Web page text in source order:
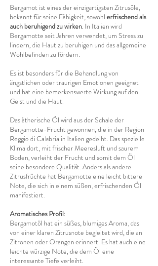
Bergamot ist eines der einzigartigsten Zitrusöle,
bekannt für seine Fähigkeit, sowohl erfrischend als
auch beruhigend zu wirken. In Italien wird
Bergamotte seit Jahren verwendet, um Stress zu
lindern, die Haut zu beruhigen und das allgemeine
Wohlbefinden zu fördern.
Es ist besonders für die Behandlung von
ängstlichen oder traurigen Emotionen geeignet
und hat eine bemerkenswerte Wirkung auf den
Geist und die Haut.
Das ätherische Öl wird aus der Schale der
Bergamotte-Frucht gewonnen, die in der Region
Reggio di Calabria in Italien gedeiht. Das spezielle
Klima dort, mit frischer Meeresluft und saurem
Boden, verleiht der Frucht und somit dem Öl
seine besondere Qualität. Anders als andere
Zitrusfrüchte hat Bergamotte eine leicht bittere
Note, die sich in einem süßen, erfrischenden Öl
manifestiert.
Aromatisches Profil:
Bergamotöl hat ein süßes, blumiges Aroma, das
von einer klaren Zitrusnote begleitet wird, die an
Zitronen oder Orangen erinnert. Es hat auch eine
leichte würzige Note, die dem Öl eine
interessante Tiefe verleiht.